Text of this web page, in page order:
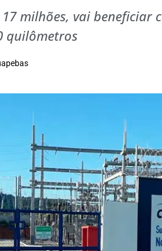
milhões, vai beneficiar
quilômetros